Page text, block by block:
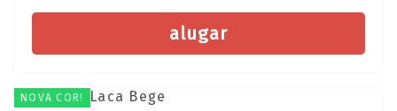
alugar
NOVA COR!